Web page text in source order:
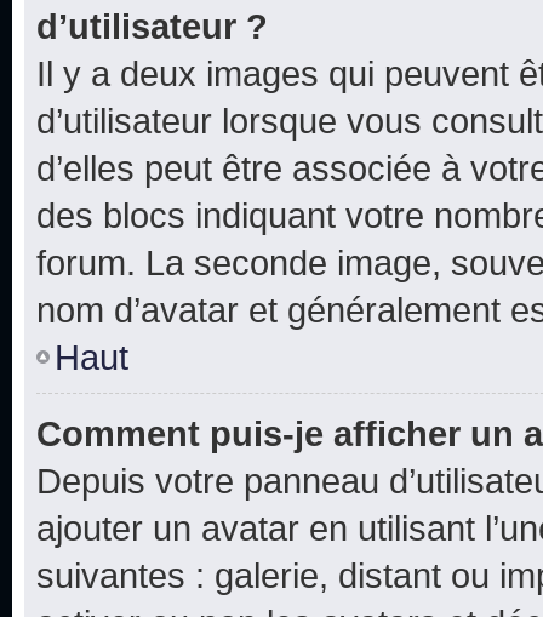
d’utilisateur ?
Il y a deux images qui peuvent
d’utilisateur lorsque vous
d’elles peut être associée à
des blocs indiquant votre
forum. La seconde image,
nom d’avatar et généralement
Haut
Comment puis-je afficher un
Depuis votre panneau
ajouter un avatar en utilisant
suivantes : galerie, distant ou